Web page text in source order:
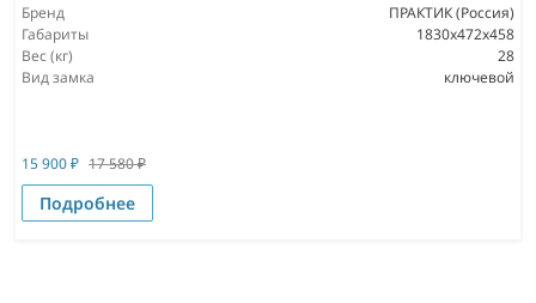
Бренд
ПРАКТИК (Россия)
Габариты
1830x472x458
Вес (кг)
28
Вид замка
ключевой
15 900₽ 17 580₽
Подробнее